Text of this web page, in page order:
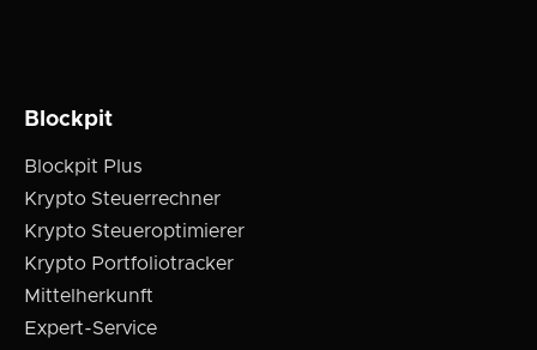
Blockpit
Blockpit Plus
Krypto Steuerrechner
Krypto Steueroptimierer
Krypto Portfoliotracker
Mittelherkunft
Expert-Service